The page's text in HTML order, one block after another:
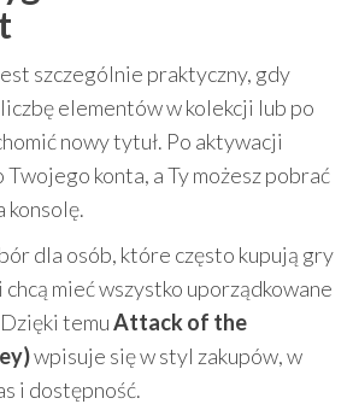
szczególnie praktyczny, gdy
elementów w kolekcji lub po
nowy tytuł. Po aktywacji
konta, a Ty możesz pobrać
konsolę.
dla osób, które często kupują gry
mieć wszystko uporządkowane
temuAttack of the
wpisuje się w styl zakupów, w
i dostępność.